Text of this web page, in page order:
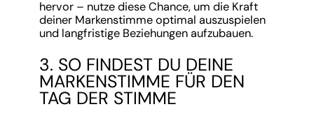
hervor – nutze diese Chance, um die Kraft
deiner Markenstimme optimal auszuspielen
und langfristige Beziehungen aufzubauen.
3. SO FINDEST DU DEINE
MARKENSTIMME FÜR DEN
TAG DER STIMME